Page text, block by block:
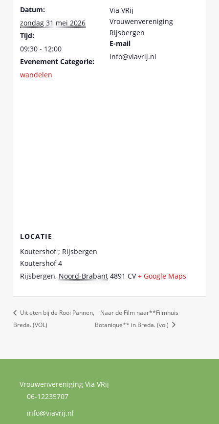
Datum:
zondag 31 mei 2026
Tijd:
09:30 - 12:00
Evenement Categorie:
wandelen
Via VRij
Vrouwenvereniging
Rijsbergen
E-mail
info@viavrij.nl
LOCATIE
Koutershof ; Rijsbergen
Koutershof 4
Rijsbergen, Noord-Brabant 4891 CV + Google Maps
Uit eten bij de Rooi Pannen,
Breda. (VOL)
Naar de Film naar**Filmhuis
Botanique** in Breda. (vol)
Vrouwenvereniging Via VRij
06-12235707
info@viavrij.nl